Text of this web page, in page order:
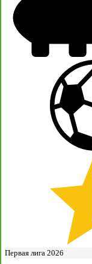
Первая лига 2026